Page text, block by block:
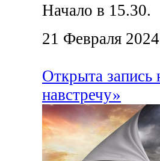
Начало в 15.30.
21 Февраля 2024
Открыта запись
навстречу»